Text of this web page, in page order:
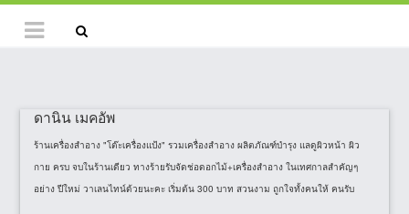
ดานิน เมคอัพ
ร้านเครื่องสำอาง "โต๊ะเครื่องแป้ง" รวมเครื่องสำอาง ผลิตภัณฑ์บำรุง แลดูผิวหน้า ผิว
กาย ครบ จบในร้านเดียว ทางร้ายรับจัดช่อดอกไม้+เครื่องสำอาง ในเทศกาลสำคัญๆ
อย่าง ปีใหม่ วาเลนไทน์ด้วยนะคะ เริ่มต้น 300 บาท สวนงาม ถูกใจทั้งคนให้ คนรับ